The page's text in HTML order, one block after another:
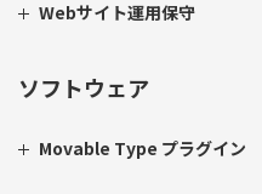
Webサイト運用保守
ソフトウェア
Movable Type プラグイン